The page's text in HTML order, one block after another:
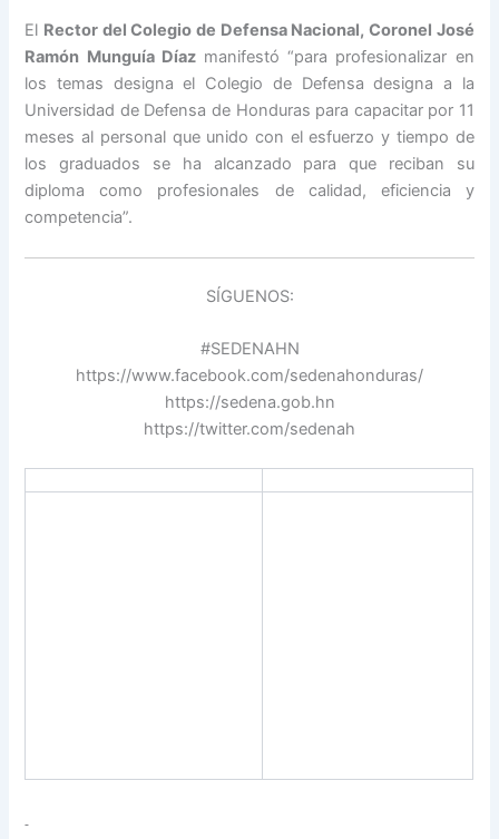
El Rector del Colegio de Defensa Nacional, Coronel José
Ramón Munguía Díazmanifestó “para profesionalizar en
los temas designa el Colegio de Defensa designa a la
Universidad de Defensa de Honduras para capacitar por 11
meses al personal que unido con el esfuerzo y tiempo de
los graduados se ha alcanzado para que reciban su
diploma como profesionales de calidad, eficiencia y
competencia”.
SÍGUENOS:
#SEDENAHN
https://www.facebook.com/sedenahonduras/
https://sedena.gob.hn
https://twitter.com/sedenah